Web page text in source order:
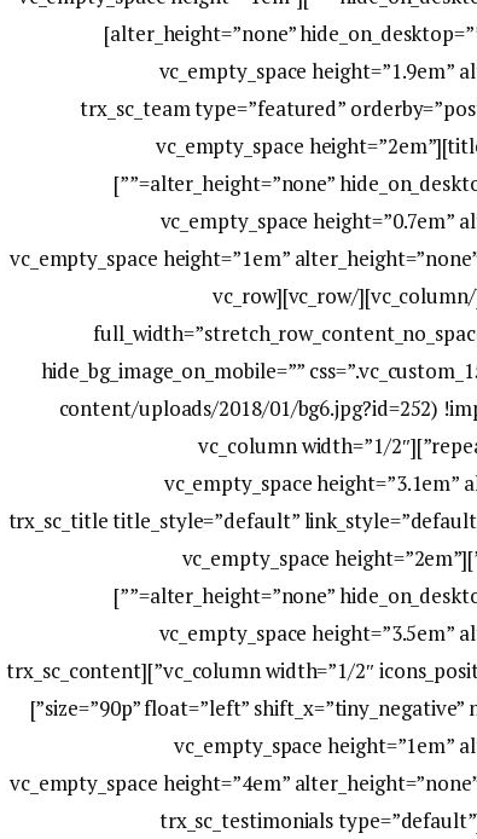
alter_height=”none” hide_on_desktop=”” hide_on_notebook=”” hide_on_tablet=”” hide_on_mobile=”1″]
[vc_empty_space height=”1.9em”
hide_on_tablet=”1″ hide_on_mobile=”1″][trx_sc_team
title_style=”default” link_style=”default” count=”6″ columns=”3″][vc_empty_space height=”2em”
alter_height=”none” hide_on_desktop=”” hide_on_notebook=”” hide_on_tablet=”” hide_on_mobile=””]
[vc_empty_space height=”0.7em”
hide_on_tablet=”1″ hide_on_mobile=”1″][vc_empty_space height=”1em”
hide_on_notebook=”” hide_on_tablet=”” hide_on_mobile=”1″][/vc_column][/vc_row][vc_row
hide_bg_image_on_mobile=””
content/uploads/2018/01/bg6.jpg?id=252)
repeat: no-repeat !important;background-size: cover !important;}”][vc_column width=”1/2″
icons_position=”left”][vc_empty_space
hide_on_notebook=”” hide_on_tablet=”” hide_on_mobile=””][trx_sc_title title_style=”default”
title=”What People Say About Us” subtitle=”Our testimonials”][vc_empty_space height=”2em”
alter_height=”none” hide_on_desktop=”” hide_on_notebook=”” hide_on_tablet=”” hide_on_mobile=””]
[vc_empty_space height=”3.5em”
hide_on_tablet=”” hide_on_mobile=”1″][/vc_column][vc_column width=”1/2″ icons_position=”left”][trx_sc_content
size=”90p” float=”left” shift_x=”tiny_negative” number_position=”br” title_style=”default” link_style=”default”]
[vc_empty_space height=”1em”
hide_on_tablet=”1″ hide_on_mobile=”1″][vc_empty_space height=”4em”
hide_on_notebook=”” hide_on_tablet=”” hide_on_mobile=”1″][trx_sc_testimonials type=”default”